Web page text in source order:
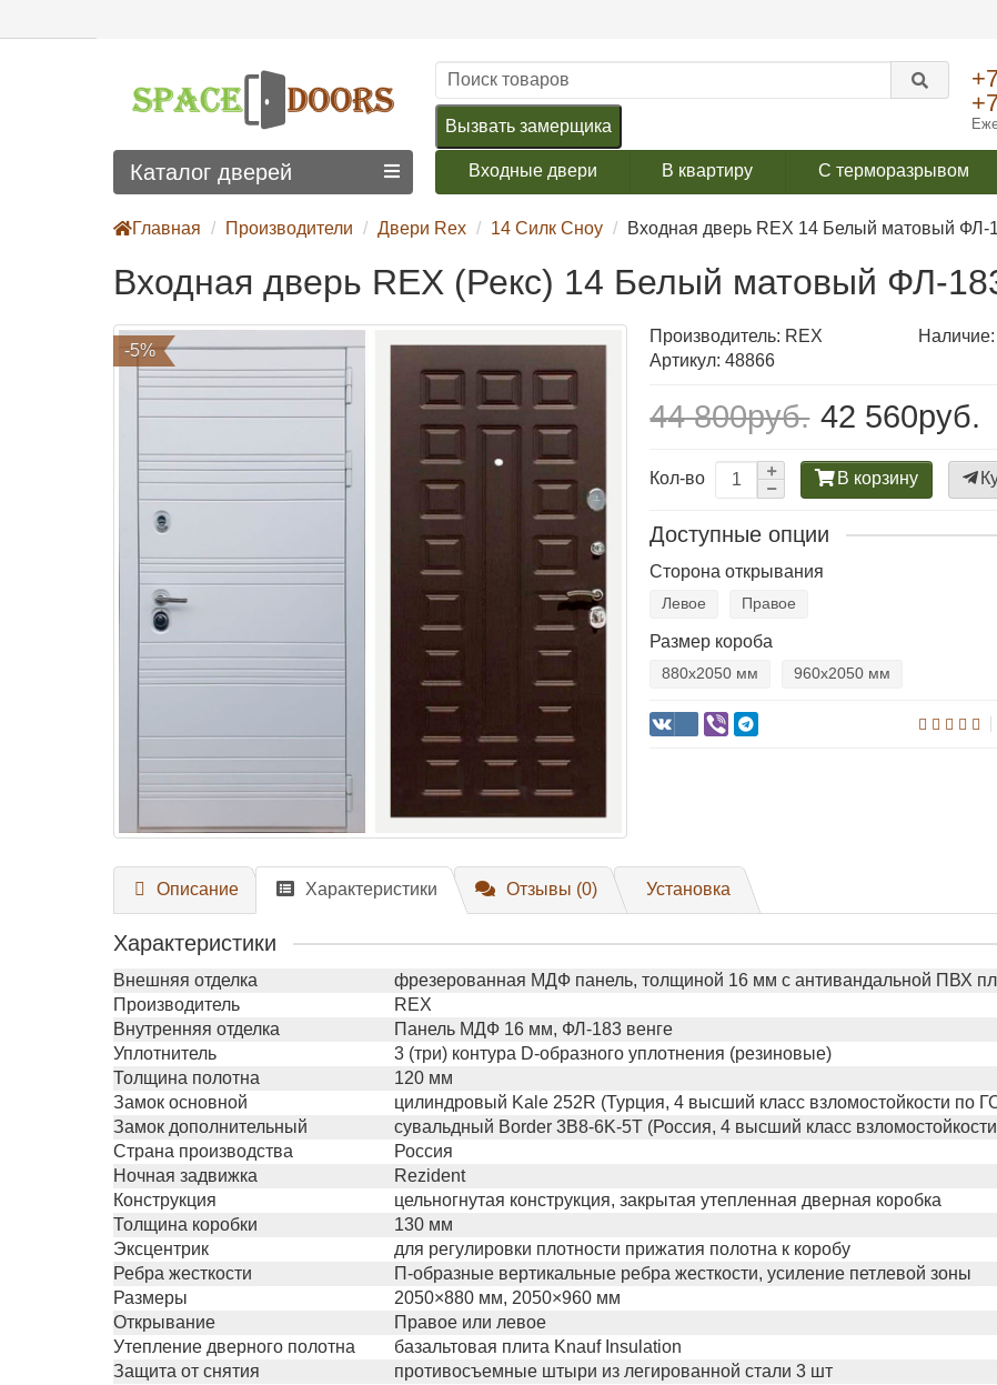
Вызвать замерщика
Входные двери В квартиру С терморазрывом
Каталог дверей
Главная Производители Двери Rex 14 Силк Сноу Входная дверь REX 14 Белый матовый ФЛ-
Входная дверь REX (Рекс) 14 Белый матовый ФЛ-
-5%
Производитель: REX
Артикул: 48866
44 800руб. 42 560руб.
Кол-во В корзину
Доступные опции
Сторона открывания
Левое Правое
Размер короба
880х2050 мм 960х2050 мм
Описание Характеристики Отзывы (0) Установка
Характеристики
Внешняя отделка
фрезерованная МДФ панель, толщиной 16 мм с антивандальной ПВХ
Производитель
REX
Внутренняя отделка
Панель МДФ 16 мм, ФЛ-183 венге
Уплотнитель
3 (три) контура D-образного уплотнения (резиновые)
Толщина полотна
120 мм
Замок основной
цилиндровый Kale 252R (Турция, 4 высший класс взломостойкости по
Замок дополнительный
сувальдный Border 3B8-6K-5Т (Россия, 4 высший класс
Страна производства
Россия
Ночная задвижка
Rezident
Конструкция
цельногнутая конструкция, закрытая утепленная дверная коробка
Толщина коробки
130 мм
Эксцентрик
для регулировки плотности прижатия полотна к коробу
Ребра жесткости
П-образные вертикальные ребра жесткости, усиление петлевой зоны
Размеры
2050×880 мм, 2050×960 мм
Открывание
Правое или левое
Утепление дверного полотна
базальтовая плита Knauf Insulation
Защита от снятия
противосъемные штыри из легированной стали 3 шт